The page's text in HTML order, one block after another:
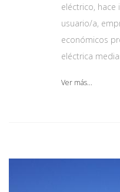
eléctrico,
usuario/a,
económicos
eléctrica
Ver más...